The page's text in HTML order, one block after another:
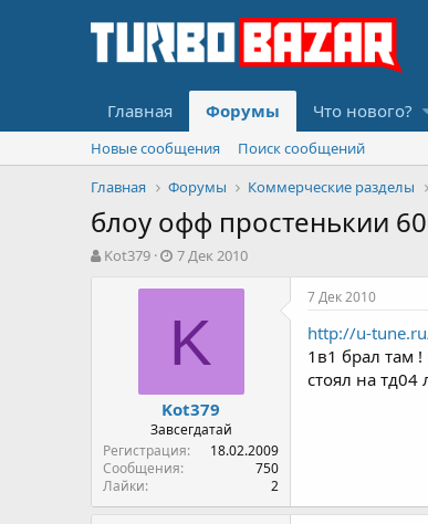
Главная Форумы Что нового?
Новые сообщения
Поиск сообщений
Главная
Форумы Коммерческие разделы
блоу офф простенькии
А
Kot379
Д
т
н
а
а
л
а
7 Дек 2010
K
Kot379
Завсегдатай
Регистрация
18.02.2009
Сообщения
750
Лайки
2
7 Дек 2010
http://u-
1в1 брал там
стоял на тд04